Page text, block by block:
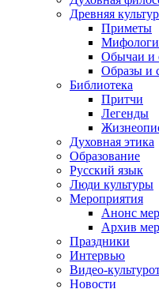
Древняя
Приметы
Обычаи и
Образы и
Библиотека
Притчи
Легенды
Духовная этика
Образование
Русский язык
Люди культуры
Мероприятия
Анонс
Архив
Праздники
Интервью
Видео-
Новости